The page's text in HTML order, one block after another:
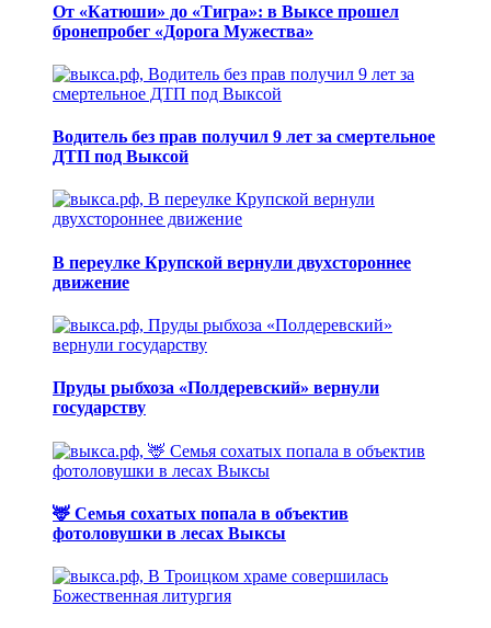
От «Катюши» до «Тигра»: в Выксе прошел
бронепробег «Дорога Мужества»
Водитель без прав получил 9 лет за смертельное
ДТП под Выксой
В переулке Крупской вернули двухстороннее
движение
Пруды рыбхоза «Полдеревский» вернули
государству
🦌 Семья сохатых попала в объектив
фотоловушки в лесах Выксы